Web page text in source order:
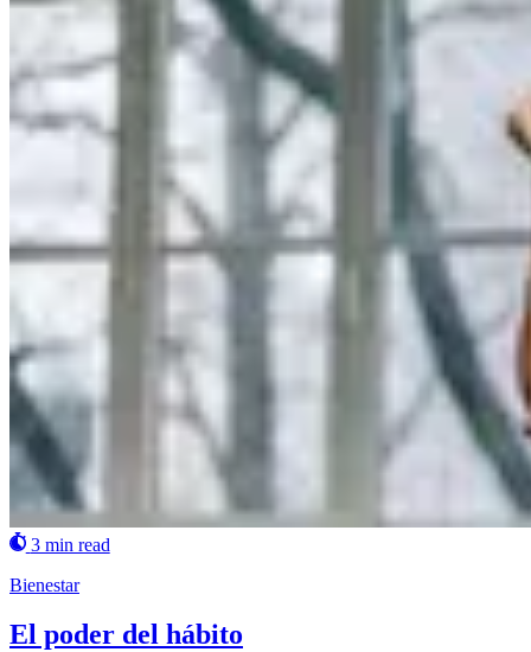
3 min read
Bienestar
El poder del hábito